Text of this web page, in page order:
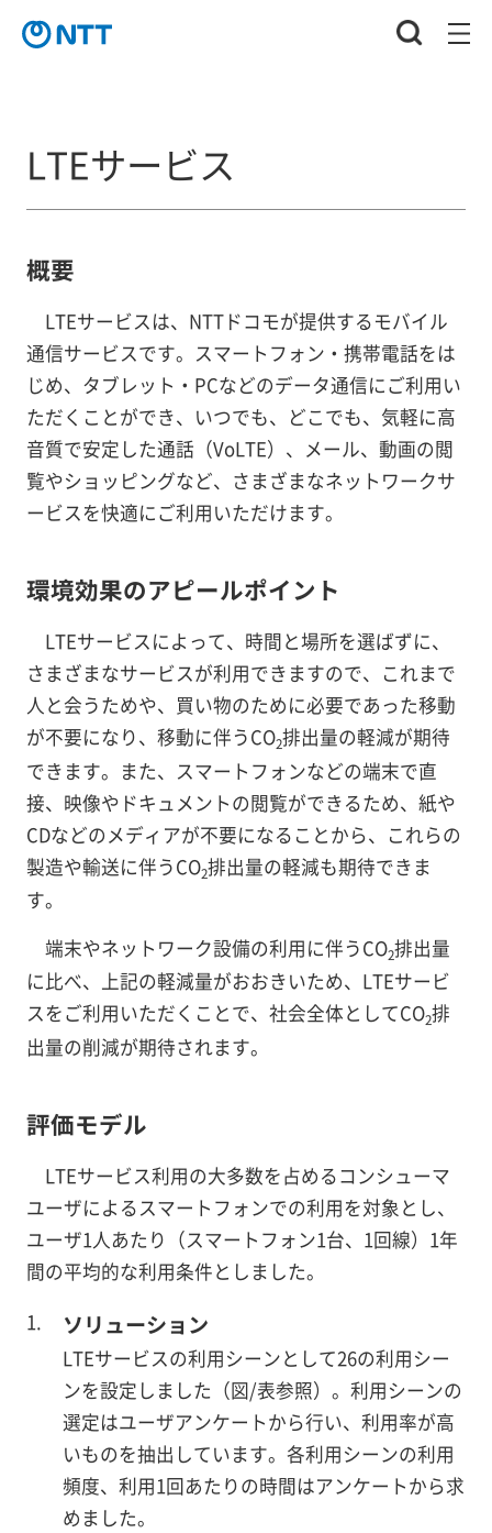
LTEサービス
概要
LTEサービスは、NTTドコモが提供するモバイル
通信サービスです。スマートフォン・携帯電話をは
じめ、タブレット・PCなどのデータ通信にご利用い
ただくことができ、いつでも、どこでも、気軽に高
音質で安定した通話（VoLTE）、メール、動画の閲
覧やショッピングなど、さまざまなネットワークサ
ービスを快適にご利用いただけます。
環境効果のアピールポイント
LTEサービスによって、時間と場所を選ばずに、
さまざまなサービスが利用できますので、これまで
人と会うためや、買い物のために必要であった移動
が不要になり、移動に伴うCO2排出量の軽減が期待
できます。また、スマートフォンなどの端末で直
接、映像やドキュメントの閲覧ができるため、紙や
CDなどのメディアが不要になることから、これらの
製造や輸送に伴うCO2排出量の軽減も期待できま
す。
端末やネットワーク設備の利用に伴うCO2排出量
に比べ、上記の軽減量がおおきいため、LTEサービ
スをご利用いただくことで、社会全体としてCO2排
出量の削減が期待されます。
評価モデル
LTEサービス利用の大多数を占めるコンシューマ
ユーザによるスマートフォンでの利用を対象とし、
ユーザ1人あたり（スマートフォン1台、1回線）1年
間の平均的な利用条件としました。
ソリューション
LTEサービスの利用シーンとして26の利用シー
ンを設定しました（図/表参照）。利用シーンの
選定はユーザアンケートから行い、利用率が高
いものを抽出しています。各利用シーンの利用
頻度、利用1回あたりの時間はアンケートから求
めました。